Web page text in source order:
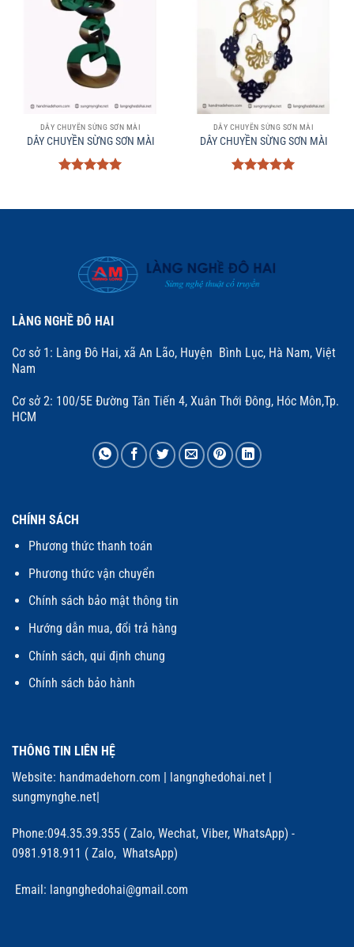
DÂY CHUYỀN SỪNG SƠN MÀI
DÂY CHUYỀN SỪNG SƠN MÀI
sao
DÂY CHUYỀN SỪNG SƠN MÀI
DÂY CHUYỀN SỪNG SƠN MÀI
sao
LÀNG NGHỀ ĐÔ HAI
Cơ sở 1: Làng Đô Hai, xã An Lão, Huyện Bình Lục, Hà Nam, Việt
Nam
Cơ sở 2: 100/5E Đường Tân Tiến 4, Xuân Thới Đông, Hóc Môn,Tp.
HCM
CHÍNH SÁCH
Phương thức thanh toán
Phương thức vận chuyển
Chính sách bảo mật thông tin
Hướng dẫn mua, đổi trả hàng
Chính sách, qui định chung
Chính sách bảo hành
THÔNG TIN LIÊN HỆ
Website: handmadehorn.com | langnghedohai.net |
sungmynghe.net|
Phone:094.35.39.355 ( Zalo, Wechat, Viber, WhatsApp) -
0981.918.911 ( Zalo, WhatsApp)
Email: langnghedohai@gmail.com